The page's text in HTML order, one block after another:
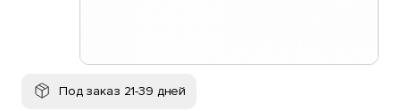
Под заказ 21-39 дней